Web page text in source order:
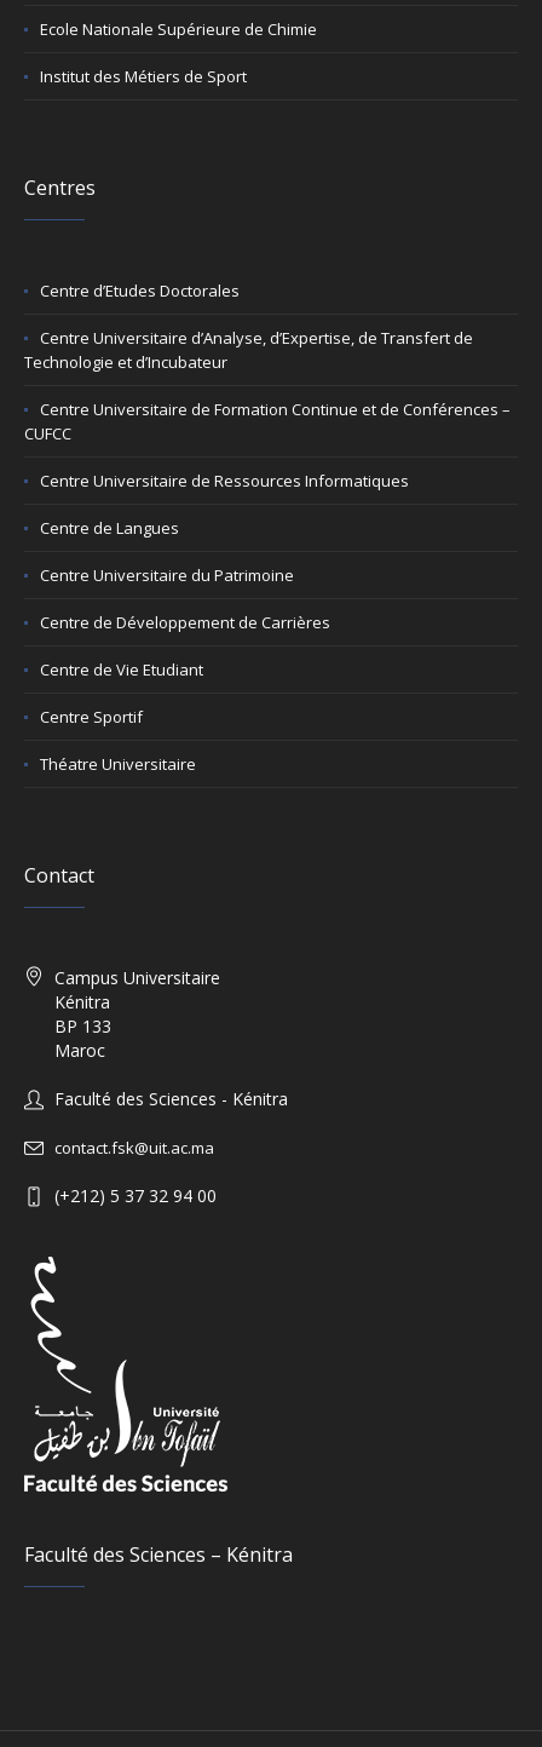
Ecole Nationale Supérieure de Chimie
Institut des Métiers de Sport
Centres
Centre d’Etudes Doctorales
Centre Universitaire d’Analyse, d’Expertise, de Transfert de
Technologie et d’Incubateur
Centre Universitaire de Formation Continue et de Conférences –
CUFCC
Centre Universitaire de Ressources Informatiques
Centre de Langues
Centre Universitaire du Patrimoine
Centre de Développement de Carrières
Centre de Vie Etudiant
Centre Sportif
Théatre Universitaire
Contact
Campus Universitaire
Kénitra
BP 133
Maroc
Faculté des Sciences - Kénitra
contact.fsk@uit.ac.ma
(+212) 5 37 32 94 00
Faculté des Sciences – Kénitra